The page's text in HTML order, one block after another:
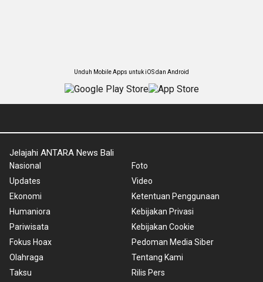
Unduh Mobile Apps untuk iOS dan Android
Jelajahi ANTARA News Bali
Nasional
Updates
Ekonomi
Humaniora
Pariwisata
Fokus Hoax
Olahraga
Taksu
Foto
Video
Ketentuan Penggunaan
Kebijakan Privasi
Kebijakan Cookie
Pedoman Media Siber
Tentang Kami
Rilis Pers